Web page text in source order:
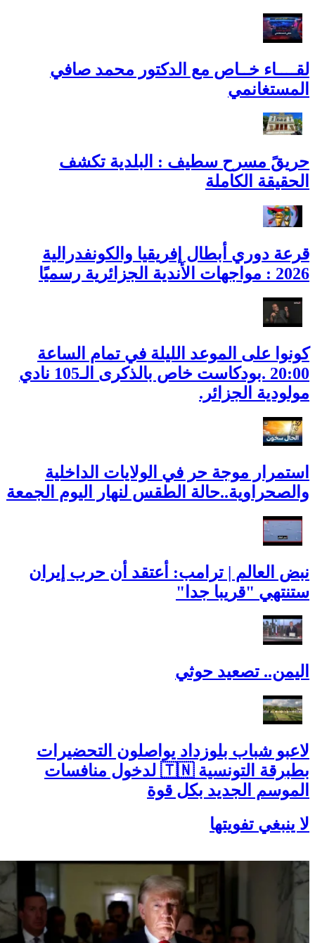
لقــــاء خــاص مع الدكتور محمد صافي
المستغانمي
حريقً مسرح سطيف : البلدية تكشف
الحقيقة الكاملة
قرعة دوري أبطال إفريقيا والكونفدرالية
2026 : مواجهات الأندية الجزائرية رسميًا
كونوا على الموعد الليلة في تمام الساعة
20:00 .بودكاست خاص بالذكرى الـ105 نادي
مولودية الجزائر.
استمرار موجة حر في الولايات الداخلية
والصحراوية..حالة الطقس لنهار اليوم الجمعة
نبض العالم | ترامب: أعتقد أن حرب إيران
ستنتهي "قريبا جدا"
اليمن.. تصعيد حوثي
لاعبو شباب بلوزداد يواصلون التحضيرات
بطبرقة التونسية 🇹🇳 لدخول منافسات
الموسم الجديد بكل قوة
لا ينبغي تفويتها